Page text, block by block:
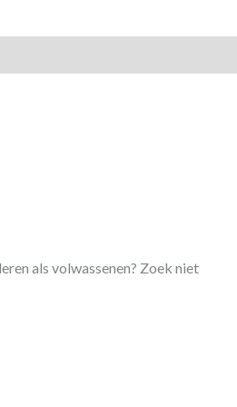
als volwassenen? Zoek niet